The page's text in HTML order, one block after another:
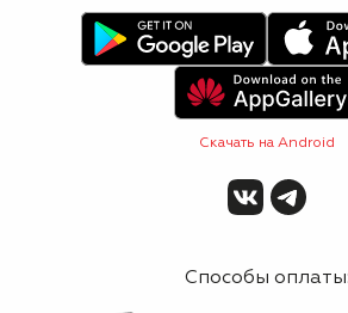
Скачать на Android
Способы оплаты: